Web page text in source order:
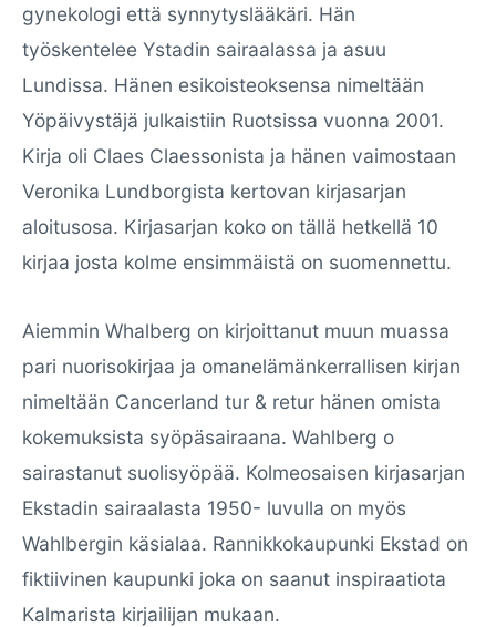
gynekologi että synnytyslääkäri. Hän
työskentelee Ystadin sairaalassa ja asuu
Lundissa. Hänen esikoisteoksensa nimeltään
Yöpäivystäjä julkaistiin Ruotsissa vuonna 2001.
Kirja oli Claes Claessonista ja hänen vaimostaan
Veronika Lundborgista kertovan kirjasarjan
aloitusosa. Kirjasarjan koko on tällä hetkellä 10
kirjaa josta kolme ensimmäistä on suomennettu.
Aiemmin Whalberg on kirjoittanut muun muassa
pari nuorisokirjaa ja omanelämänkerrallisen kirjan
nimeltään Cancerland tur & retur hänen omista
kokemuksista syöpäsairaana. Wahlberg o
sairastanut suolisyöpää. Kolmeosaisen kirjasarjan
Ekstadin sairaalasta 1950- luvulla on myös
Wahlbergin käsialaa. Rannikkokaupunki Ekstad on
fiktiivinen kaupunki joka on saanut inspiraatiota
Kalmarista kirjailijan mukaan.